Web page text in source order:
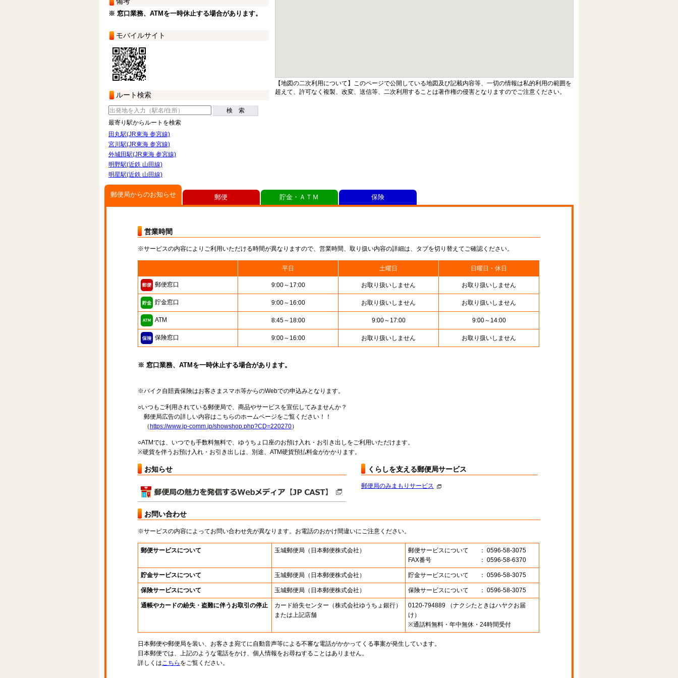
※ 窓口業務、ATMを一時休止する場合があります。
モバイルサイト
ルート検索
検 索
最寄り駅からルートを検索
田丸駅(JR東海 参宮線)
宮川駅(JR東海 参宮線)
外城田駅(JR東海 参宮線)
明野駅(近鉄 山田線)
明星駅(近鉄 山田線)
【地図の二次利用について】このページで公開している地図及び記載内容等、一切の情報は私的利用の範囲を
超えて、許可なく複製、改変、送信等、二次利用することは著作権の侵害となりますのでご注意ください。
郵便局からのお知らせ
営業時間
※サービスの内容によりご利用いただける時間が異なりますので、営業時間、取り扱い内容の詳細は、タブを切り替えてご確認ください。
平日 土曜日 日曜日・休日
郵便窓口 9:00～17:00 お取り扱いしません お取り扱いしません
貯金窓口 9:00～16:00 お取り扱いしません お取り扱いしません
ATM 8:45～18:00 9:00～17:00 9:00～14:00
保険窓口 9:00～16:00 お取り扱いしません お取り扱いしません
※ 窓口業務、ATMを一時休止する場合があります。
※バイク自賠責保険はお客さまスマホ等からのWebでの申込みとなります。
○いつもご利用されている郵便局で、商品やサービスを宣伝してみませんか？
郵便局広告の詳しい内容はこちらのホームページをご覧ください！！
（ https://www.jp-comm.jp/showshop.php?CD=220270）
○ATMでは、いつでも手数料無料で、ゆうちょ口座のお預け入れ・お引き出しをご利用いただけます。
※硬貨を伴うお預け入れ・お引き出しは、別途、ATM硬貨預払料金がかかります。
お知らせ くらしを支える郵便局サービス
郵便局のみまもりサービス
お問い合わせ
※サービスの内容によってお問い合わせ先が異なります。お電話のおかけ間違いにご注意ください。
郵便サービスについて 玉城郵便局 （日本郵便株式会社） 郵便サービスについて
： 0596-58-3075
FAX番号
： 0596-58-6370
貯金サービスについて 玉城郵便局 （日本郵便株式会社） 貯金サービスについて ： 0596-58-3075
保険サービスについて 玉城郵便局 （日本郵便株式会社） 保険サービスについて ： 0596-58-3075
通帳やカードの紛失・盗難に伴うお取引の停止 カード紛失センター （株式会社ゆうちょ銀行）
または上記店舗
0120-794889 （ナクシたときはハヤクお届
け）
※通話料無料・年中無休・24時間受付
日本郵便や郵便局を装い、お客さま宛てに自動音声等による不審な電話がかかってくる事案が発生しています。
日本郵便では、上記のような電話をかけ、個人情報をお尋ねすることはありません。
詳しくはこちら をご覧ください。
郵便 貯金・ＡＴＭ 保険